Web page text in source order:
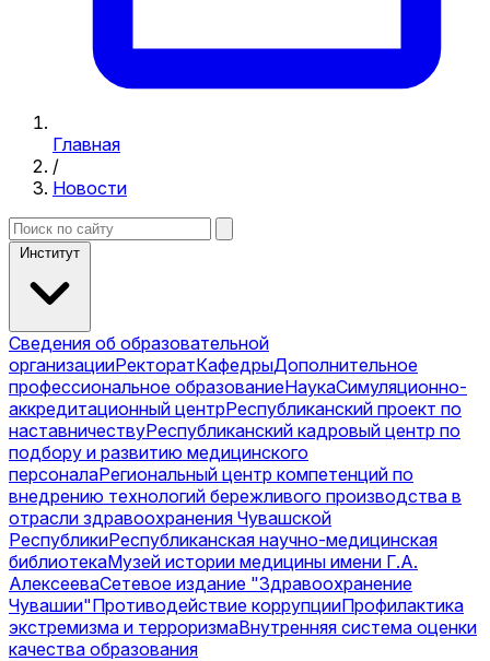
Главная
/
Новости
Институт
Сведения об образовательной
организацииРекторатКафедрыДополнительное
профессиональное образованиеНаукаСимуляционно-
аккредитационный центрРеспубликанский проект по
наставничествуРеспубликанский кадровый центр по
подбору и развитию медицинского
персоналаРегиональный центр компетенций по
внедрению технологий бережливого производства в
отрасли здравоохранения Чувашской
РеспубликиРеспубликанская научно-медицинская
библиотекаМузей истории медицины имени Г.А.
АлексееваСетевое издание "Здравоохранение
Чувашии"Противодействие коррупцииПрофилактика
экстремизма и терроризмаВнутренняя система оценки
качества образования